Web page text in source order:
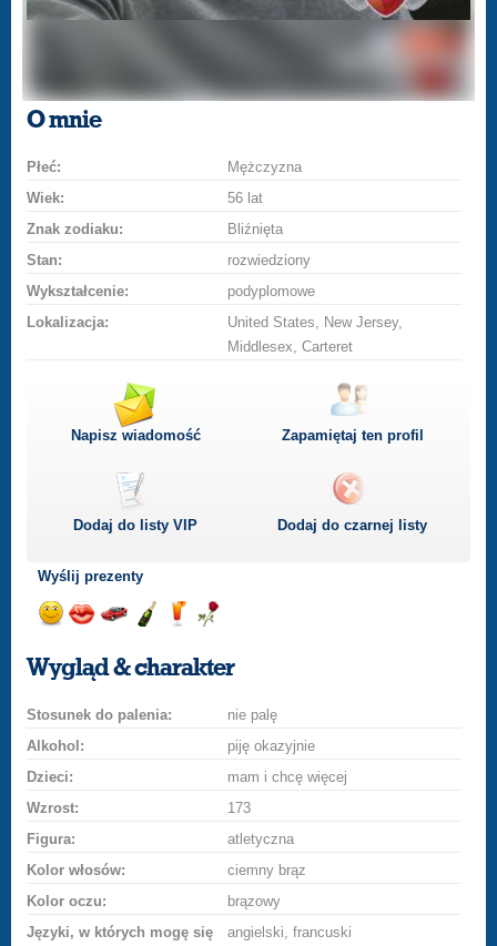
O mnie
Płeć:
Mężczyzna
Wiek:
56 lat
Znak zodiaku:
Bliźnięta
Stan:
rozwiedziony
Wykształcenie:
podyplomowe
Lokalizacja:
United States, New Jersey,
Middlesex, Carteret
Napisz wiadomość Zapamiętaj ten profil
Dodaj do listyVIP Dodaj do czarnej listy
Wyślij prezenty
uśmiech
buziakasamochodem
szampana
drinka
różę
Wygląd & charakter
Stosunek do palenia:
nie palę
Alkohol:
piję okazyjnie
Dzieci:
mam i chcę więcej
Wzrost:
173
Figura:
atletyczna
Kolor włosów:
ciemny brąz
Kolor oczu:
brązowy
Języki, w których mogę się
angielski, francuski